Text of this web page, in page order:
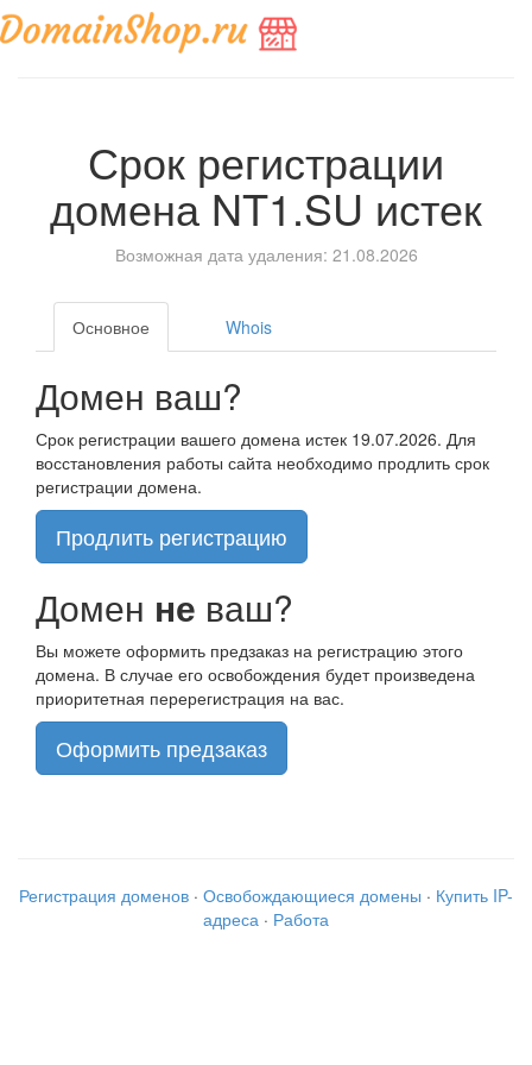
Срок регистрации
доменаNT1.SU истек
Возможная дата удаления: 21.08.2026
Основное Whois
Домен ваш?
Срок регистрации вашего домена истек 19.07.2026. Для
восстановления работы сайта необходимо продлить срок
регистрации домена.
Продлить регистрацию
Домен не ваш?
Вы можете оформить предзаказ на регистрацию этого
домена. В случае его освобождения будет произведена
приоритетная перерегистрация на вас.
Оформить предзаказ
Регистрация доменов · Освобождающиеся домены · Купить IP-
адреса · Работа